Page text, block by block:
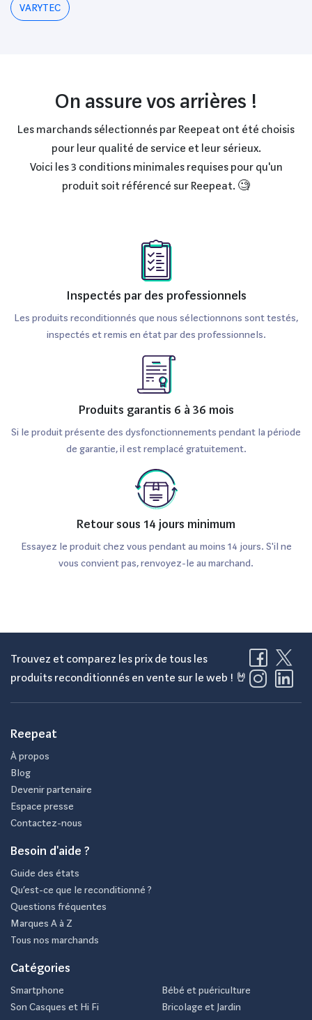
VARYTEC
On assure vos arrières !
Les marchands sélectionnés par Reepeat ont été choisis
pour leur qualité de service et leur sérieux.
Voici les 3 conditions minimales requises pour qu'un
produit soit référencé sur Reepeat. 🧐
Inspectés par des professionnels
Les produits reconditionnés que nous sélectionnons sont testés,
inspectés et remis en état par des professionnels.
Produits garantis 6 à 36 mois
Si le produit présente des dysfonctionnements pendant la période
de garantie, il est remplacé gratuitement.
Retour sous 14 jours minimum
Essayez le produit chez vous pendant au moins 14 jours. S'il ne
vous convient pas, renvoyez-le au marchand.
Trouvez et comparez les prix de tous les
produits reconditionnés en vente sur le web ! 🤘
Reepeat
À propos
Blog
Devenir partenaire
Espace presse
Contactez-nous
Besoin d'aide ?
Guide des états
Qu’est-ce que le reconditionné ?
Questions fréquentes
Marques A à Z
Tous nos marchands
Catégories
Smartphone
Son Casques et Hi Fi
Bébé et puériculture
Bricolage et Jardin